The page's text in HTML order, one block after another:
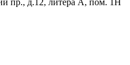
пр., д.12, литера А, пом. 1Н